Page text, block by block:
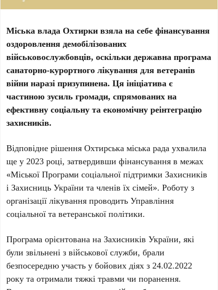
Міська влада Охтирки взяла на себе фінансування
оздоровлення демобілізованих
військовослужбовців, оскільки державна програма
санаторно-курортного лікування для ветеранів
війни наразі призупинена. Ця ініціатива є
частиною зусиль громади, спрямованих на
ефективну соціальну та економічну реінтеграцію
захисників.
Відповідне рішення Охтирська міська рада ухвалила
ще у 2023 році, затвердивши фінансування в межах
«Міської Програми соціальної підтримки Захисників
і Захисниць України та членів їх сімей». Роботу з
організації лікування проводить Управління
соціальної та ветеранської політики.
Програма орієнтована на Захисників України, які
були звільнені з військової служби, брали
безпосередню участь у бойових діях з24.02.2022
року та отримали тяжкі травми чи поранення.